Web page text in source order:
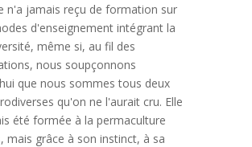
n'a jamais reçu de formation sur
d'enseignement intégrant la
même si, au fil des
nous soupçonnons
que nous sommes tous deux
qu'on ne l'aurait cru. Elle
été formée à la permaculture
mais grâce à son instinct, à sa